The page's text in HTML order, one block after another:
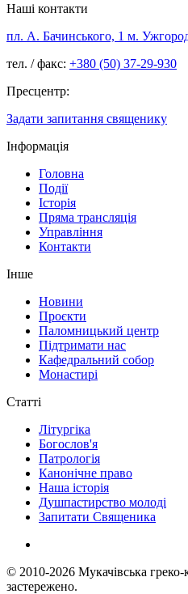
Наші контакти
пл. А. Бачинського, 1 м.
тел. / факс: +380 (50) 37-29-930
Пресцентр:
Задати запитання священику
Інформація
Головна
Події
Історія
Пряма трансляція
Управління
Контакти
Інше
Новини
Проєкти
Паломницький центр
Підтримати нас
Кафедральний собор
Монастирі
Статті
Літургіка
Богослов'я
Патрологія
Канонічне право
Наша історія
Душпастирство молоді
Запитати Священика
© 2010-2026 Мукачівська греко-
застережено.